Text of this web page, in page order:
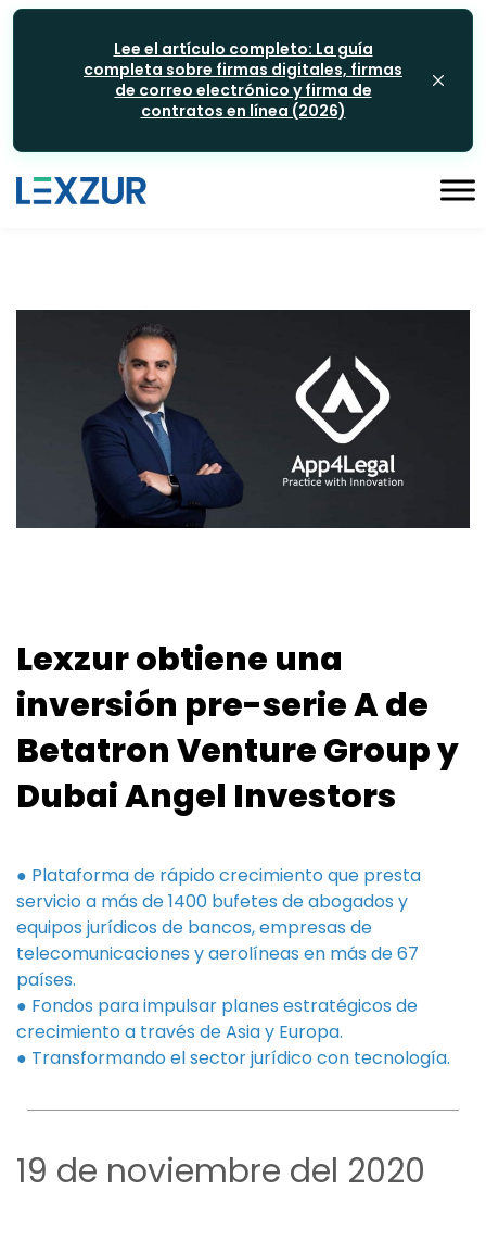
Lee el artículo completo: La guía
completa sobre firmas digitales, firmas
de correo electrónico y firma de
contratos en línea (2026)
Lexzur obtiene una
inversión pre-serie A de
Betatron Venture Group y
Dubai Angel Investors
● Plataforma de rápido crecimiento que presta
servicio a más de 1400 bufetes de abogados y
equipos jurídicos de bancos, empresas de
telecomunicaciones y aerolíneas en más de 67
países.
● Fondos para impulsar planes estratégicos de
crecimiento a través de Asia y Europa.
● Transformando el sector jurídico con tecnología.
19 de noviembre del 2020